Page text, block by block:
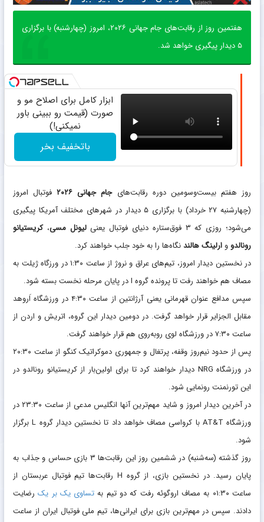
هفتمین روز از رقابت‌های جام جهانی ۲۰۲۶، امروز (چهارشنبه) با برگزاری
۵ دیدار پیگیری خواهد شد.
ابزار کامل برای اصلاح مو و
صورت (قیمت رو ببینی باور
نمیکنی!)
باتخفیف بخر
روز هفتم بیست‌وسومین دوره رقابت‌هایجام جهانی ۲۰۲۶
فوتبال امروز
(چهارشنبه ۲۷ خرداد) با برگزاری ۵ دیدار در شهر‌های مختلف آمریکا پیگیری
می‌شود؛ روزی که ۳ فوق‌ستاره دنیای فوتبال یعنی
لیونل مسی،کریستیانو
رونالدووارلینگ هالندنگاه‌ها را به خود جلب خواهند کرد.
در نخستین دیدار امروز، تیم‌های عراق و نروژ از ساعت ۱:۳۰ در ورزگاه ژیلت به
مصاف هم خواهند رفت تا پرونده گروه I در پایان مرحله نخست بسته شود.
سپس مدافع عنوان قهرمانی یعنی آرژانتین از ساعت ۴:۳۰ در ورزشگاه اَروهد
مقابل الجزایر قرار خواهد گرفت. در دومین دیدار این گروه، اتریش و اردن از
ساعت ۷:۳۰ در ورزشگاه لوی روبه‌روی هم قرار خواهند گرفت.
پس از حدود نیم‌روز وقفه، پرتغال و جمهوری دموکراتیک کنگو از ساعت ۲۰:۳۰
در ورزشگاه NRG دیدار خواهند کرد تا برای اولین‌بار از کریستیانو رونالدو در
این تورنمنت رونمایی شود.
در آخرین دیدار امروز و شاید مهم‌ترین آنها انگلیس مدعی از ساعت ۲۳:۳۰ در
ورزشگاه AT&T با کرواسی مصاف خواهد داد تا نخستین دیدار گروه L برگزار
شود.
روز گذشته (سه‌شنبه) در ششمین روز این رقابت‌ها ۳ بازی حساس و جذاب به
پایان رسید. در نخستین بازی، از گروه H رقابت‌ها تیم فوتبال عربستان از
ساعت ۰۱:۳۰ به مصاف اروگوئه رفت که دو تیم به
تساوی یک بر یکرضایت
دادند. سپس در مهم‌ترین بازی برای ایرانی‌ها، تیم ملی فوتبال ایران از ساعت